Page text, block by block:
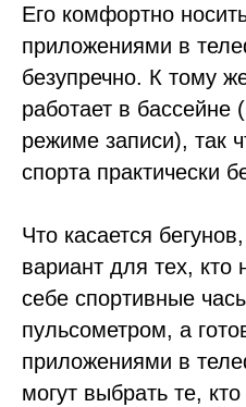
Его комфортно
приложениями в
безупречно. К тому
работает в бассейне
режиме записи), так
спорта практически
Что касается
вариант для тех, кто
себе спортивные
пульсометром, а
приложениями в
могут выбрать те,